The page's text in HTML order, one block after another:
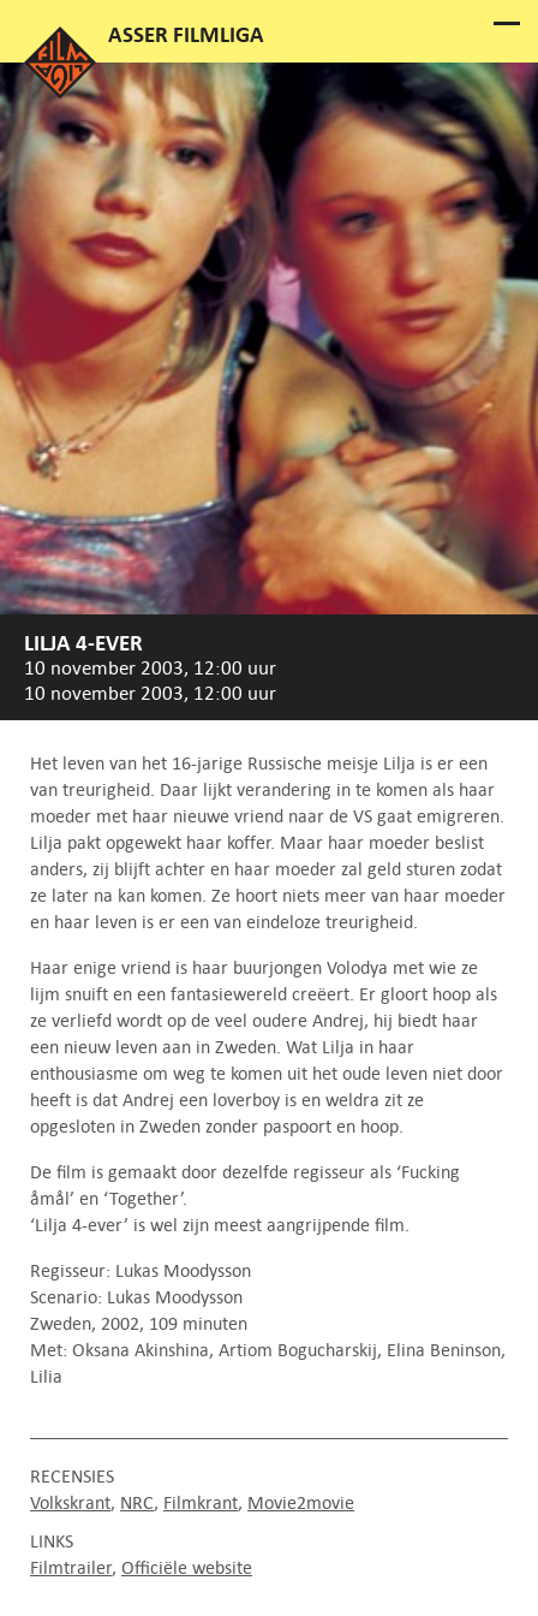
LILJA 4-EVER
10 november 2003, 12:00 uur
10 november 2003, 12:00 uur
Het leven van het 16-jarige Russische meisje Lilja is er een
van treurigheid. Daar lijkt verandering in te komen als haar
moeder met haar nieuwe vriend naar de VS gaat emigreren.
Lilja pakt opgewekt haar koffer. Maar haar moeder beslist
anders, zij blijft achter en haar moeder zal geld sturen zodat
ze later na kan komen. Ze hoort niets meer van haar moeder
en haar leven is er een van eindeloze treurigheid.
Haar enige vriend is haar buurjongen Volodya met wie ze
lijm snuift en een fantasiewereld creëert. Er gloort hoop als
ze verliefd wordt op de veel oudere Andrej, hij biedt haar
een nieuw leven aan in Zweden. Wat Lilja in haar
enthousiasme om weg te komen uit het oude leven niet door
heeft is dat Andrej een loverboy is en weldra zit ze
opgesloten in Zweden zonder paspoort en hoop.
De film is gemaakt door dezelfde regisseur als ‘Fucking
åmål’ en ‘Together’.
‘Lilja 4-ever’ is wel zijn meest aangrijpende film.
Regisseur: Lukas Moodysson
Scenario: Lukas Moodysson
Zweden, 2002, 109 minuten
Met: Oksana Akinshina, Artiom Bogucharskij, Elina Beninson,
Lilia
RECENSIES
Volkskrant NRC Filmkrant Movie2movie
LINKS
Filmtrailer Officiële website